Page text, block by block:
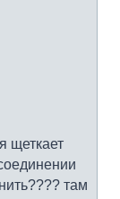
щеткает
там